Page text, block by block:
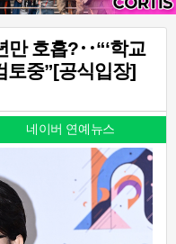
만 호흡?‥“‘학교
토중”[공식입장]
네이버 연예뉴스